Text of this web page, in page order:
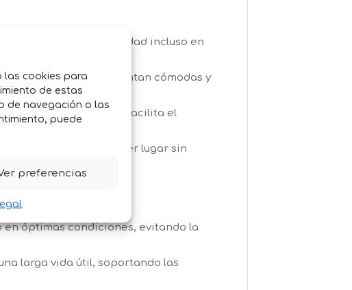
las cookies para
de estas
de navegación o las
puede
preferencias
asegura su durabilidad incluso en
las palomas se sientan cómodas y
de limpiar, lo que facilita el
en casi cualquier lugar sin
óptimas condiciones, evitando la
larga vida útil, soportando las